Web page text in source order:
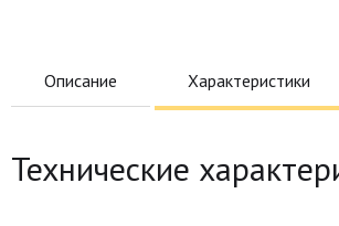
Описание Характеристики
Технические